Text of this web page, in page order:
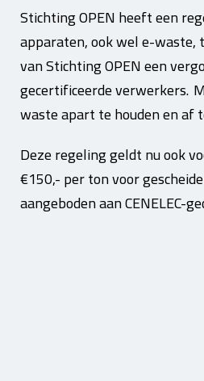
Stichting OPEN heeft een
apparaten, ook wel e-waste,
van Stichting OPEN een
gecertificeerde verwerkers.
waste apart te houden en af
Deze regeling geldt nu ook
€150,- per ton voor
aangeboden aan CENELEC-